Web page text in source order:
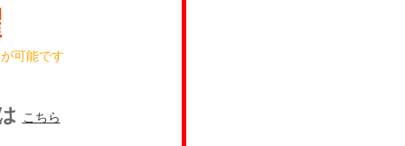
可能です
こちら